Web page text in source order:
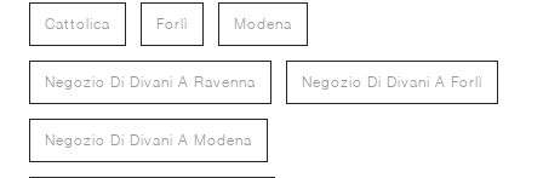
Cattolica Forlì Modena
Negozio Di Divani A Ravenna Negozio Di Divani A Forlì
Negozio Di Divani A Modena